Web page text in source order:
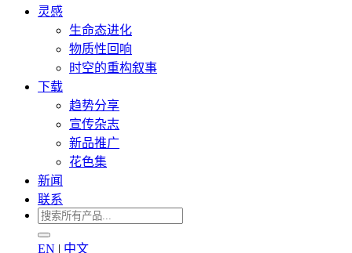
灵感
生命态进化
物质性回响
时空的重构叙事
下载
趋势分享
宣传杂志
新品推广
花色集
新闻
联系
EN | 中文